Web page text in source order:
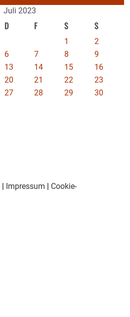
Juli 2023
D F S S
1
2
6 7 8
9
13 14 15
16
20 21 22
23
27 28 29
30
| Impressum | Cookie-